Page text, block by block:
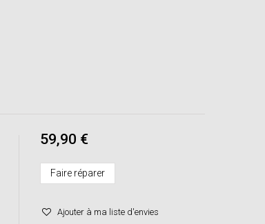
59,90 €
Faire réparer
Ajouter à ma liste d'envies